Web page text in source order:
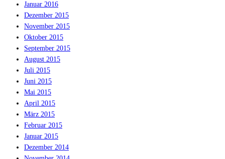
Januar 2016
Dezember 2015
November 2015
Oktober 2015
September 2015
August 2015
Juli 2015
Juni 2015
Mai 2015
April 2015
März 2015
Februar 2015
Januar 2015
Dezember 2014